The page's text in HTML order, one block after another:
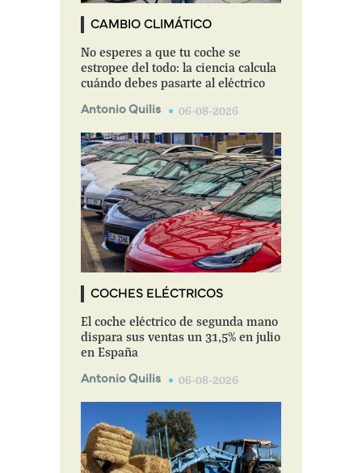
CAMBIO CLIMÁTICO
No esperes a que tu coche se
estropee del todo: la ciencia calcula
cuándo debes pasarte al eléctrico
Antonio Quilis 06-08-2026
COCHES ELÉCTRICOS
El coche eléctrico de segunda mano
dispara sus ventas un 31,5% en julio
en España
Antonio Quilis 06-08-2026